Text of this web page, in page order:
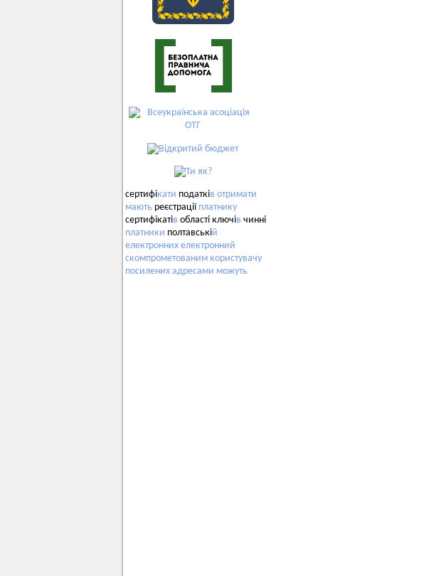
сертифікати податків отримати
мають реєстрації платнику
сертифікатів області ключів чинні
платники полтавській
електронних електронний
скомпрометованим користувачу
посилених адресами можуть